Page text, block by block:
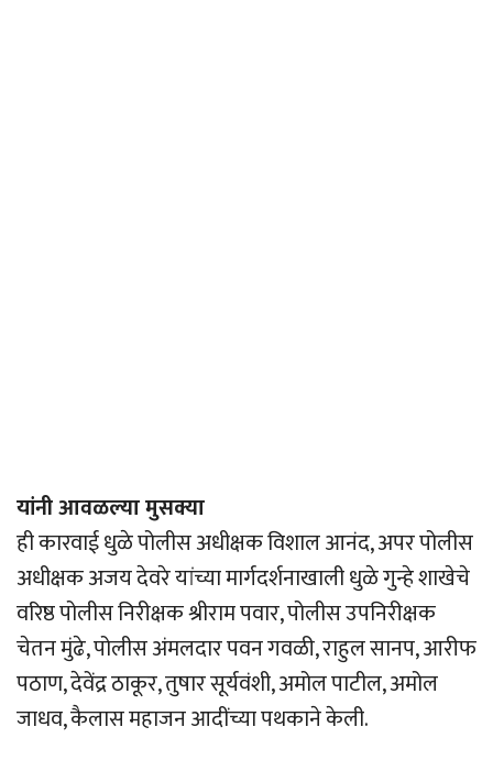
यांनी आवळल्या मुसक्या
ही कारवाई धुळे पोलीस अधीक्षक विशाल आनंद, अपर पोलीस
अधीक्षक अजय देवरे यांच्या मार्गदर्शनाखाली धुळे गुन्हे शाखेचे
वरिष्ठ पोलीस निरीक्षक श्रीराम पवार, पोलीस उपनिरीक्षक
चेतन मुंढे, पोलीस अंमलदार पवन गवळी, राहुल सानप, आरीफ
पठाण, देवेंद्र ठाकूर, तुषार सूर्यवंशी, अमोल पाटील, अमोल
जाधव, कैलास महाजन आदींच्या पथकाने केली.